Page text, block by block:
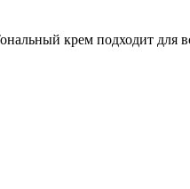
крем подходит для